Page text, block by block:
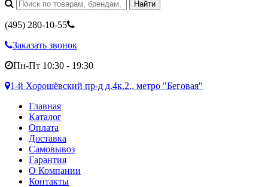
(495) 280-10-55
Заказать звонок
Пн-Пт 10:30 - 19:30
1-й Хорошёвский пр-д д.4к.2., метро "Беговая"
Главная
Каталог
Оплата
Доставка
Самовывоз
Гарантия
О Компании
Контакты